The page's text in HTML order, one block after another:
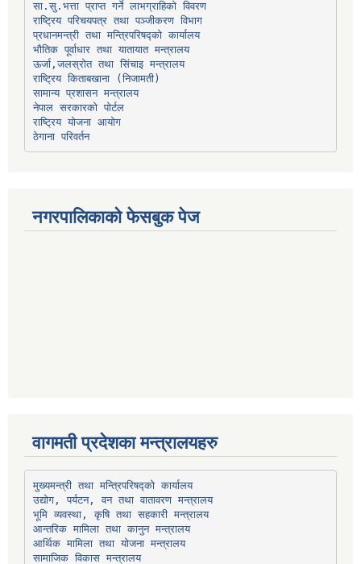
सा.सु.भत्ता प्राप्त गर्ने लाभग्राहिको विवरण
राष्ट्रिय परिचयपत्र तथा पञ्‍जीकरण विभाग
प्रधानमन्त्री तथा मन्त्रिपरिषद्को कार्यालय
भौतिक पूर्वाधार तथा यातायात मन्त्रालय
ऊर्जा,जलस्रोत तथा सिंचाइ मन्त्रालय
सामान्य प्रशासन मन्त्रालय
नेपाल सरकारको पोर्टल
राष्ट्रिय योजना आयोग
ठेगाना परिवर्तन
नगरपालिकाको फेसबुक पेज
वागमती प्रदेशका मन्त्रालयहरु
मुख्यमन्त्री तथा मन्त्रिपरिषद्को कार्यालय
उद्योग, पर्यटन, वन तथा वातावरण मन्त्रालय
भूमि व्यवस्था, कृषि तथा सहकारी मन्त्रालय
आन्तरिक मामिला तथा कानुन मन्त्रालय
आर्थिक मामिला तथा योजना मन्त्रालय
सामाजिक विकास मन्त्रालय